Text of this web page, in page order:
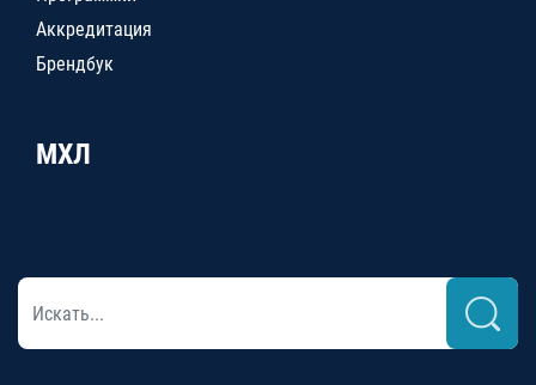
Аккредитация
Брендбук
МХЛ